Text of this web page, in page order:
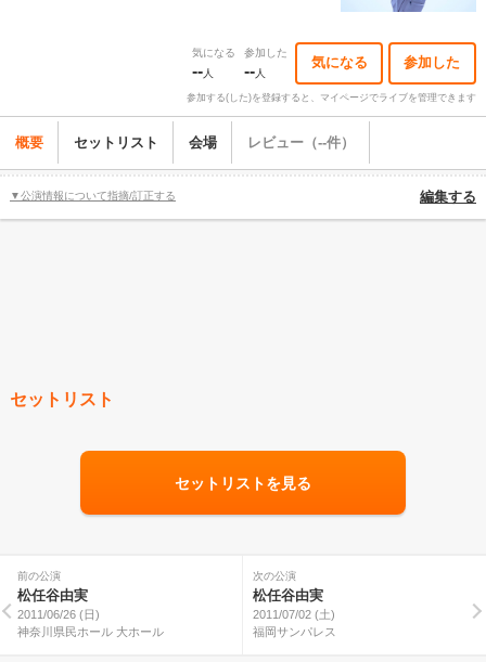
気になる
--人
参加した
--人
気になる 参加した
参加する(した)を登録すると、マイページでライブを管理できます
概要 セットリスト 会場 レビュー（--件）
▼公演情報について指摘/訂正する 編集する
セットリスト
セットリストを見る
前の公演
松任谷由実
2011/06/26 (日)
神奈川県民ホール 大ホール
次の公演
松任谷由実
2011/07/02 (土)
福岡サンパレス